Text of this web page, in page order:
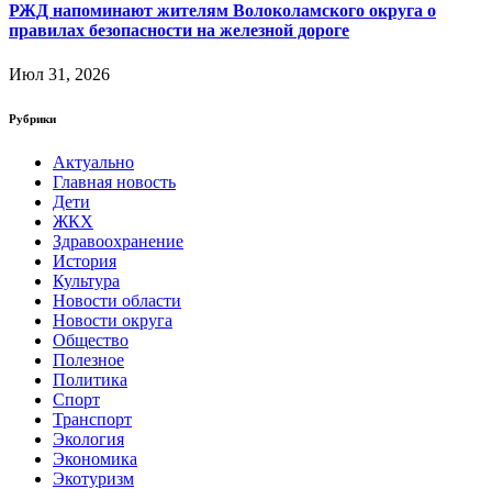
РЖД напоминают жителям Волоколамского округа о
правилах безопасности на железной дороге
Июл 31, 2026
Рубрики
Актуально
Главная новость
Дети
ЖКХ
Здравоохранение
История
Культура
Новости области
Новости округа
Общество
Полезное
Политика
Спорт
Транспорт
Экология
Экономика
Экотуризм